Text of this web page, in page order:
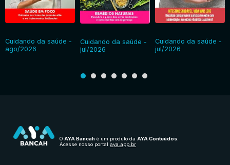
Cuidando da saúde -
ago/2026
Cuidando da saúde -
jul/2026
Cuidando da saúde -
jul/2026
O AYA Bancah é um produto da AYA Conteúdos
Acesse nosso portal aya.app.br